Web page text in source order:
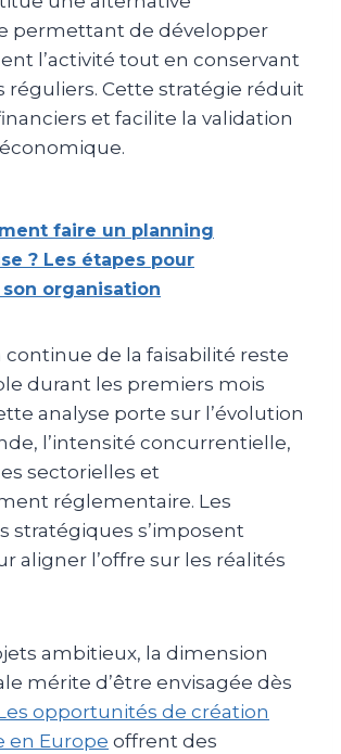
permettant de développer
l’activité tout en conservant
réguliers. Cette stratégie réduit
et facilite la validation
faire un planning
? Les étapes pour
organisation
continue de la faisabilité reste
durant les premiers mois
analyse porte sur l’évolution
l’intensité concurrentielle,
sectorielles et
réglementaire. Les
stratégiques s’imposent
aligner l’offre sur les réalités
ambitieux, la dimension
mérite d’être envisagée dès
opportunités de création
en Europe offrent des